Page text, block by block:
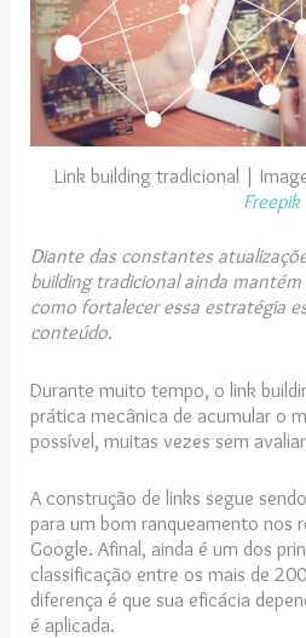
Link building tradicional |
Freepik
Diante das constantes
building tradicional ainda mantém
como fortalecer essa estratégia
conteúdo.
Durante muito tempo, o link
prática mecânica de acumular o
possível, muitas vezes sem
A construção de links segue
para um bom ranqueamento nos
Google. Afinal, ainda é um dos
classificação entre os mais de
diferença é que sua eficácia
é aplicada.